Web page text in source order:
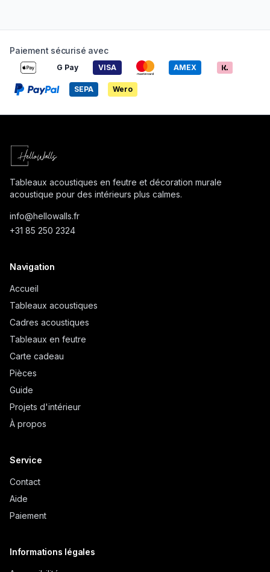
Paiement sécurisé avec
G Pay VISA AMEX
SEPA Wero
Tableaux acoustiques en feutre et décoration murale
acoustique pour des intérieurs plus calmes.
info@hellowalls.fr
+31 85 250 2324
Navigation
Accueil
Tableaux acoustiques
Cadres acoustiques
Tableaux en feutre
Carte cadeau
Pièces
Guide
Projets d'intérieur
À propos
Service
Contact
Aide
Paiement
Informations légales